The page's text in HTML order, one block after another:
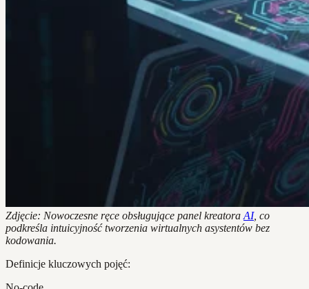
Zdjęcie: Nowoczesne ręce obsługujące panel kreatora AI, co
podkreśla intuicyjność tworzenia wirtualnych asystentów bez
kodowania.
Definicje kluczowych pojęć: